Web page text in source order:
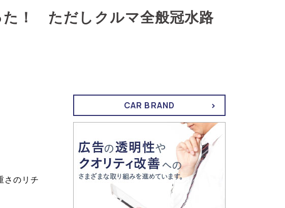
た！ ただしクルマ全般冠水路
さのリチ
CAR BRAND